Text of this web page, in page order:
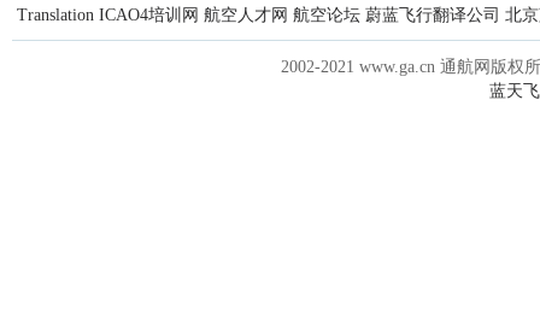
Translation ICAO4培训网 航空人才网 航空论坛 蔚蓝飞行翻译公司 北
2002-2021 www.ga.cn 通航网版权
蓝天